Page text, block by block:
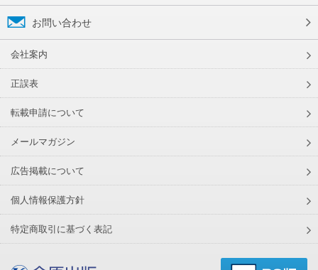
お問い合わせ
会社案内
正誤表
転載申請について
メールマガジン
広告掲載について
個人情報保護方針
特定商取引に基づく表記